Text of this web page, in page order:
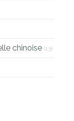
chinoise (13)